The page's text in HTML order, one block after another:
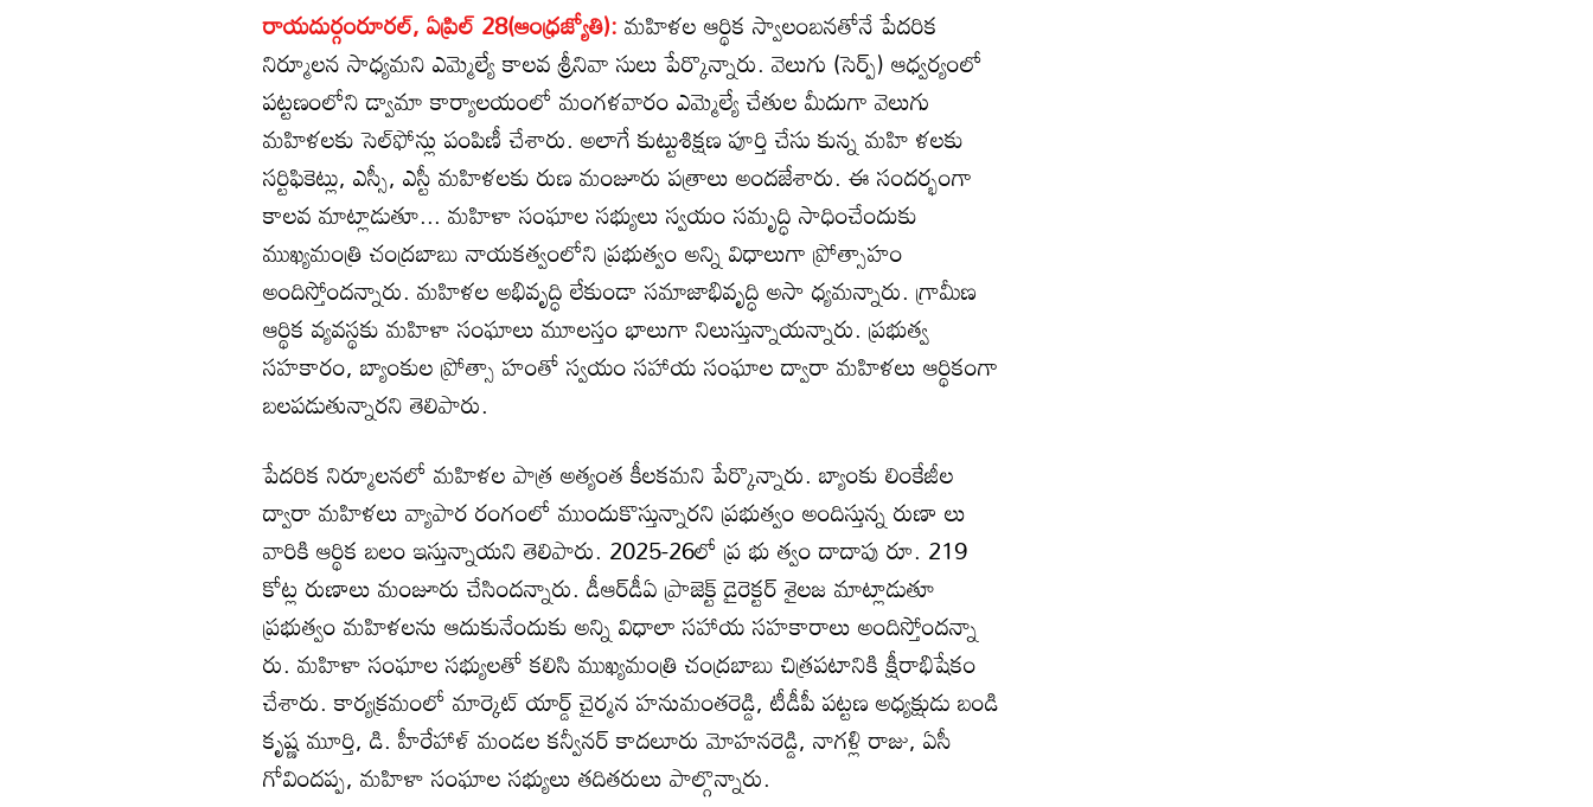
రాయదుర్గంరూరల్‌, ఏప్రిల్‌ 28(ఆంధ్రజ్యోతి):మహిళల ఆర్థిక స్వాలంబనతోనే పేదరిక
నిర్మూలన సాధ్యమని ఎమ్మెల్యే కాలవ శ్రీనివా సులు పేర్కొన్నారు. వెలుగు (సెర్ప్‌) ఆధ్వర్యంలో
పట్టణంలోని డ్వామా కార్యాలయంలో మంగళవారం ఎమ్మెల్యే చేతుల మీదుగా వెలుగు
మహిళలకు సెల్‌ఫోన్లు పంపిణీ చేశారు. అలాగే కుట్టుశిక్షణ పూర్తి చేసు కున్న మహి ళలకు
సర్టిఫికెట్లు, ఎస్సీ, ఎస్టీ మహిళలకు రుణ మంజూరు పత్రాలు అందజేశారు. ఈ సందర్భంగా
కాలవ మాట్లాడుతూ... మహిళా సంఘాల సభ్యులు స్వయం సమృద్ధి సాధించేందుకు
ముఖ్యమంత్రి చంద్రబాబు నాయకత్వంలోని ప్రభుత్వం అన్ని విధాలుగా ప్రోత్సాహం
అందిస్తోందన్నారు. మహిళల అభివృద్ధి లేకుండా సమాజాభివృద్ధి అసా ధ్యమన్నారు. గ్రామీణ
ఆర్థిక వ్యవస్థకు మహిళా సంఘాలు మూలస్తం భాలుగా నిలుస్తున్నాయన్నారు. ప్రభుత్వ
సహకారం, బ్యాంకుల ప్రోత్సా హంతో స్వయం సహాయ సంఘాల ద్వారా మహిళలు ఆర్థికంగా
బలపడుతున్నారని తెలిపారు.
పేదరిక నిర్మూలనలో మహిళల పాత్ర అత్యంత కీలకమని పేర్కొన్నారు. బ్యాంకు లింకేజీల
ద్వారా మహిళలు వ్యాపార రంగంలో ముందుకొస్తున్నారని ప్రభుత్వం అందిస్తున్న రుణా లు
వారికి ఆర్థిక బలం ఇస్తున్నాయని తెలిపారు. 2025-26లో ప్ర భు త్వం దాదాపు రూ. 219
కోట్ల రుణాలు మంజూరు చేసిందన్నారు. డీఆర్‌డీఏ ప్రాజెక్ట్‌ డైరెక్టర్‌ శైలజ మాట్లాడుతూ
ప్రభుత్వం మహిళలను ఆదుకునేందుకు అన్ని విధాలా సహాయ సహకారాలు అందిస్తోందన్నా
రు. మహిళా సంఘాల సభ్యులతో కలిసి ముఖ్యమంత్రి చంద్రబాబు చిత్రపటానికి క్షీరాభిషేకం
చేశారు. కార్యక్రమంలో మార్కెట్‌ యార్డ్‌ చైర్మన హనుమంతరెడ్డి, టీడీపీ పట్టణ అధ్యక్షుడు బండి
కృష్ణ మూర్తి, డి. హీరేహాళ్‌ మండల కన్వీనర్‌ కాదలూరు మోహనరెడ్డి, నాగళ్లి రాజు, ఏసీ
గోవిందప్ప, మహిళా సంఘాల సభ్యులు తదితరులు పాల్గొన్నారు.